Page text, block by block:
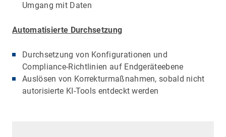
Umgang mit Daten
Automatisierte Durchsetzung
Durchsetzung von Konfigurationen und
Compliance-Richtlinien auf Endgeräteebene
Auslösen von Korrekturmaßnahmen, sobald nicht
autorisierte KI-Tools entdeckt werden